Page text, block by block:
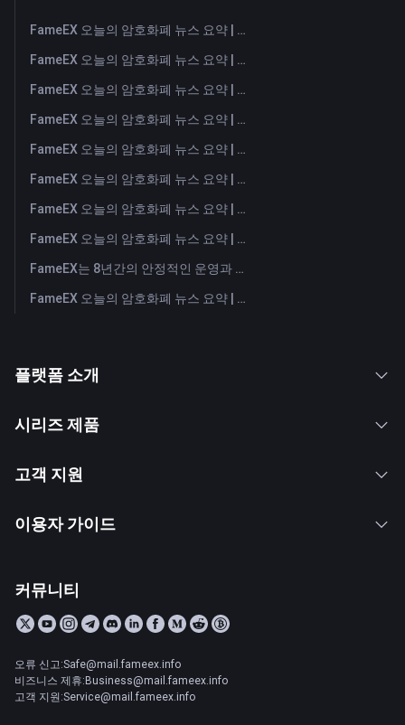
FameEX 오늘의 암호화폐 뉴스 요약 | 2026년 8월 7일
FameEX 오늘의 암호화폐 뉴스 요약 | 2026년 8월 6일
FameEX 오늘의 암호화폐 뉴스 요약 | 2026년 8월 5일
FameEX 오늘의 암호화폐 뉴스 요약 | 2026년 8월 4일
FameEX 오늘의 암호화폐 뉴스 요약 | 2026년 8월 3일
FameEX 오늘의 암호화폐 뉴스 요약 | 2026년 7월 31일
FameEX 오늘의 암호화폐 뉴스 요약 | 2026년 7월 30일
FameEX 오늘의 암호화폐 뉴스 요약 | 2026년 7월 29일
FameEX는 8년간의 안정적인 운영과 글로벌 성장을 통해 사용자 신뢰를 더욱 강화했습니다
FameEX 오늘의 암호화폐 뉴스 요약 | 2026년 7월 28일
플랫폼 소개
시리즈 제품
고객 지원
이용자 가이드
커뮤니티
오류 신고:Safe@mail.fameex.info
비즈니스 제휴:Business@mail.fameex.info
고객 지원:Service@mail.fameex.info